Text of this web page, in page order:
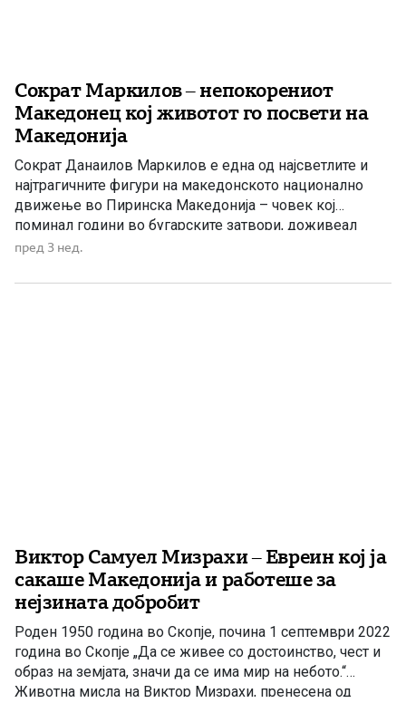
Сократ Маркилов – непокорениот
Македонец кој животот го посвети на
Македонија
Сократ Данаилов Маркилов е една од најсветлите и
најтрагичните фигури на македонското национално
движење во Пиринска Македонија – човек кој
поминал години во бугарските затвори, доживеал
тешка семејна трагедија, но никогаш не се откажал од
април 1921 година во селото Бутково, Валовишко,
пред 3 нед.
Виктор Самуел Мизрахи – Евреин кој ја
сакаше Македонија и работеше за
нејзината добробит
Роден 1950 година во Скопје, почина 1 септември 2022
година во Скопје „Да се живее со достоинство, чест и
образ на земјата, значи да се има мир на небото.“
Животна мисла на Виктор Мизрахи, пренесена од